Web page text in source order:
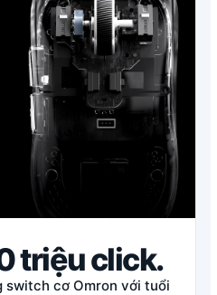
triệu click.
switch cơ Omron với tuổi